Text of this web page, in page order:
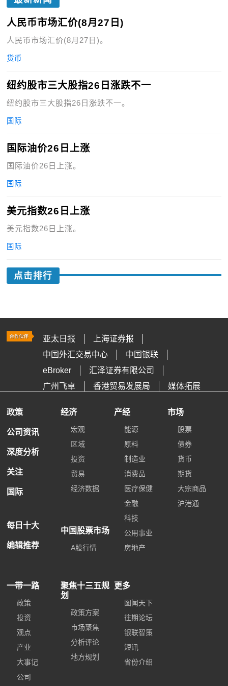
人民币市场汇价(8月27日)
人民币市场汇价(8月27日)。
货币
纽约股市三大股指26日涨跌不一
纽约股市三大股指26日涨跌不一。
国际
国际油价26日上涨
国际油价26日上涨。
国际
美元指数26日上涨
美元指数26日上涨。
国际
点击排行
亚太日报
上海证券报
中国外汇交易中心
中国银联
eBroker
汇泽证券有限公司
广州飞卓
香港贸易发展局 媒体拓展
政策
公司资讯
深度分析
关注
国际
每日十大
编辑推荐
经济
宏观
区域
投资
贸易
经济数据
中国股票市场
A股行情
产经
能源
原料
制造业
消费品
医疗保健
金融
科技
公用事业
房地产
市场
股票
债券
货币
期货
大宗商品
沪港通
一带一路
政策
投资
观点
产业
大事记
公司
聚焦十三五规
划
政策方案
市场聚焦
分析评论
地方规划
更多
图闻天下
往期论坛
银联智策
短讯
省份介绍